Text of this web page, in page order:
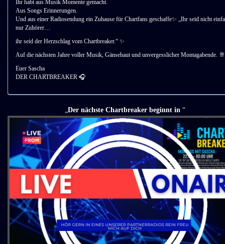
Ihr habt aus Musik Momente gemacht.
Aus Songs Erinnerungen.
Und aus einer Radiosendung ein Zuhause für Chartfans geschaffe✨ „Ihr seid nicht
nur Zuhörer…
ihr seid der Herzschlag vom Chartbreaker.“ ✨
Auf die nächsten Jahre voller Musik, Gänsehaut und unvergesslicher Montagabende. 🥂
Euer Sascha
DER CHARTBREAKER 🎧
Der nächste Chartbreaker beginnt in